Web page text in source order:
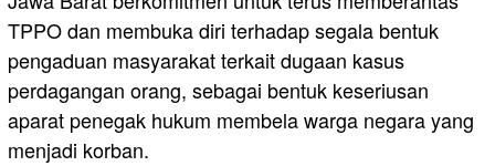
TPPO dan membuka diri terhadap segala bentuk
pengaduan masyarakat terkait dugaan kasus
perdagangan orang, sebagai bentuk keseriusan
aparat penegak hukum membela warga negara yang
menjadi korban.